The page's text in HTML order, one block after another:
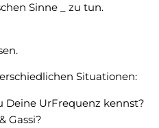
Sinne _ zu tun.
Situationen:
Deine UrFrequenz kennst?
Gassi?